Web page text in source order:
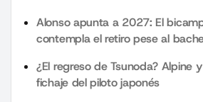
Alonso apunta a 2027: El
contempla el retiro pese al
¿El regreso de Tsunoda? Alpine
fichaje del piloto japonés